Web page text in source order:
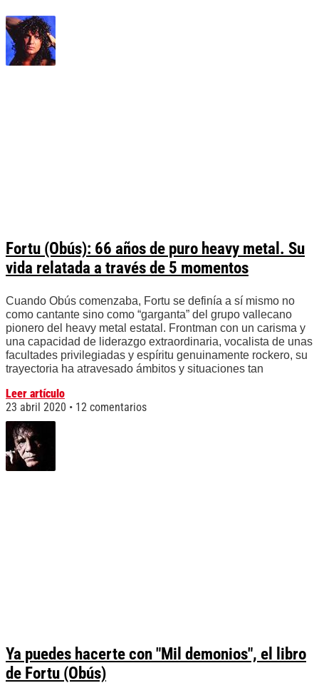
Fortu (Obús): 66 años de puro heavy metal. Su
vida relatada a través de 5 momentos
Cuando Obús comenzaba, Fortu se definía a sí mismo no
como cantante sino como “garganta” del grupo vallecano
pionero del heavy metal estatal. Frontman con un carisma y
una capacidad de liderazgo extraordinaria, vocalista de unas
facultades privilegiadas y espíritu genuinamente rockero, su
trayectoria ha atravesado ámbitos y situaciones tan
Leer artículo
23 abril 2020
12 comentarios
Ya puedes hacerte con "Mil demonios", el libro
de Fortu (Obús)